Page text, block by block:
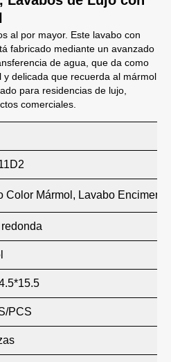
al por mayor. Este lavabo con
fabricado mediante un avanzado
de agua, que da como
delicada que recuerda al mármol
para residencias de lujo,
comerciales.
Color Mármol, Lavabo Encimera
PCS